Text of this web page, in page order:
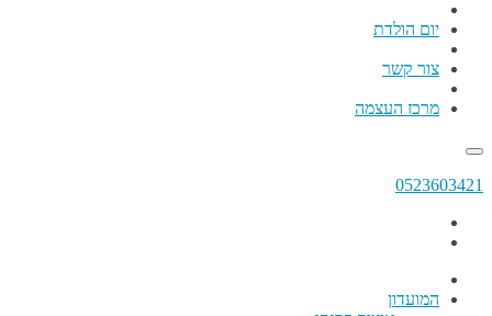
יום הולדת
צור קשר
מרכז העצמה
0523603421
המועדון